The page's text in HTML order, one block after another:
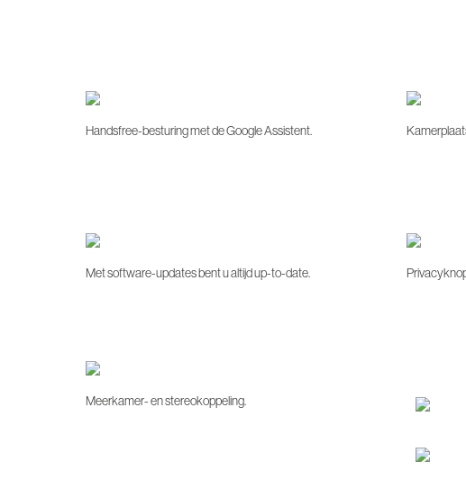
Handsfree-besturing met de Google Assistent.
Met software-updates bent u altijd up-to-date.
Meerkamer- en stereokoppeling.